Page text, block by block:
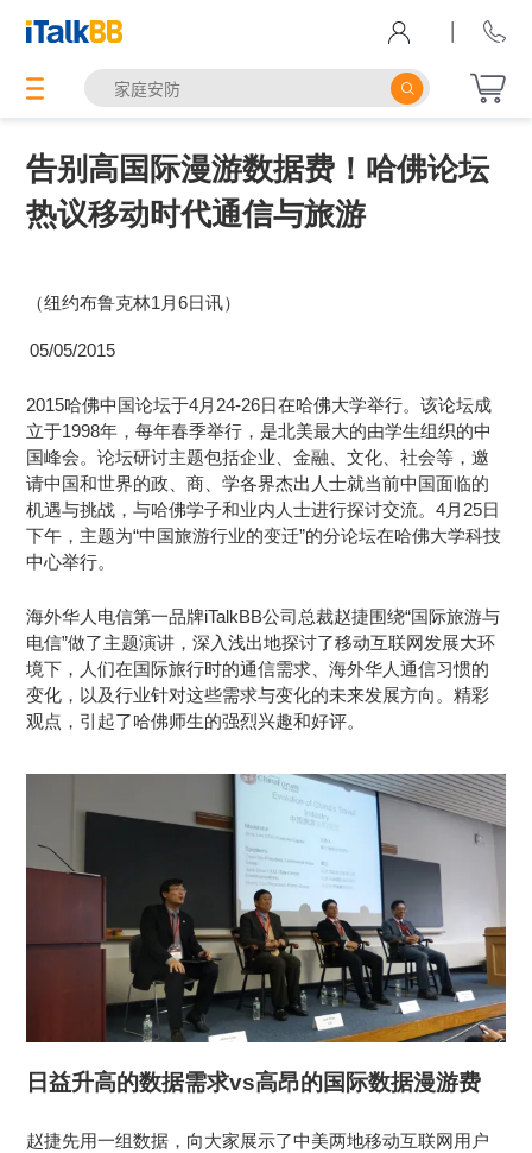
|
告别高国际漫游数据费！哈佛论坛
热议移动时代通信与旅游
（纽约布鲁克林1月6日讯）
05/05/2015
2015哈佛中国论坛于4月24-26日在哈佛大学举行。该论坛成
立于1998年，每年春季举行，是北美最大的由学生组织的中
国峰会。论坛研讨主题包括企业、金融、文化、社会等，邀
请中国和世界的政、商、学各界杰出人士就当前中国面临的
机遇与挑战，与哈佛学子和业内人士进行探讨交流。4月25日
下午，主题为“中国旅游行业的变迁”的分论坛在哈佛大学科技
中心举行。
海外华人电信第一品牌iTalkBB公司总裁赵捷围绕“国际旅游与
电信”做了主题演讲，深入浅出地探讨了移动互联网发展大环
境下，人们在国际旅行时的通信需求、海外华人通信习惯的
变化，以及行业针对这些需求与变化的未来发展方向。精彩
观点，引起了哈佛师生的强烈兴趣和好评。
日益升高的数据需求vs高昂的国际数据漫游费
赵捷先用一组数据，向大家展示了中美两地移动互联网用户